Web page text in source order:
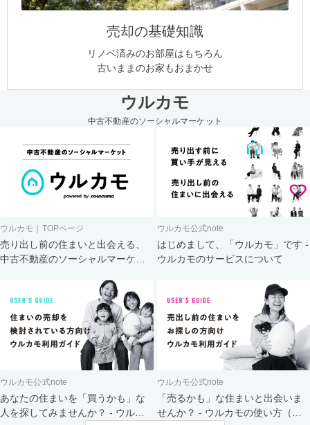
売却の基礎知識
リノベ済みのお部屋はもちろん
古いままのお家もおまかせ
ウルカモ
中古不動産のソーシャルマーケット
ウルカモ｜TOPページ
売り出し前の住まいと出会える、
中古不動産のソーシャルマーケッ
ウルカモ公式note
はじめまして、「ウルカモ」です -
ウルカモのサービスについて
ウルカモ公式note
あなたの住まいを「買うかも」な
人を探してみませんか？ - ウルカ
ウルカモ公式note
「売るかも」な住まいと出会いま
せんか？ - ウルカモの使い方（買